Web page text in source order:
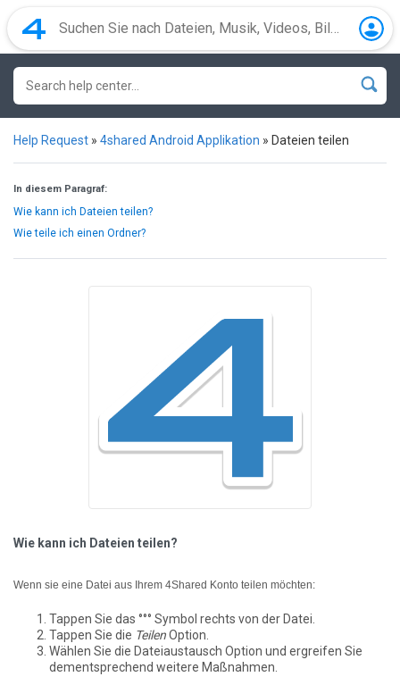
Help Request » 4shared Android Applikation » Dateien teilen
In diesem Paragraf:
Wie kann ich Dateien teilen?
Wie teile ich einen Ordner?
Wie kann ich Dateien teilen?
Wenn sie eine Datei aus Ihrem 4Shared Konto teilen möchten:
Tappen Sie das °°° Symbol rechts von der Datei.
Tappen Sie die TeilenOption.
Wählen Sie die Dateiaustausch Option und ergreifen Sie
dementsprechend weitere Maßnahmen.